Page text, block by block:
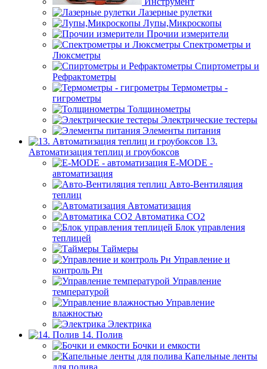
Лазерные рулетки
Лупы,Микроскопы
Прочии измерители
Спектрометры и
Люксметры
Спиртометры и
Рефрактометры
Термометры -
гигрометры
Толщинометры
Электрические тестеры
Элементы питания
13.
Автоматизация теплиц и гроубоксов
E-MODE -
автоматизация
Авто-Вентиляция
теплиц
Автоматизация
Автоматика СО2
Блок управления
теплицей
Таймеры
Управление и
контроль Рн
Управление
температурой
Управление
влажностью
Электрика
14. Полив
Бочки и емкости
Капельные ленты
для полива